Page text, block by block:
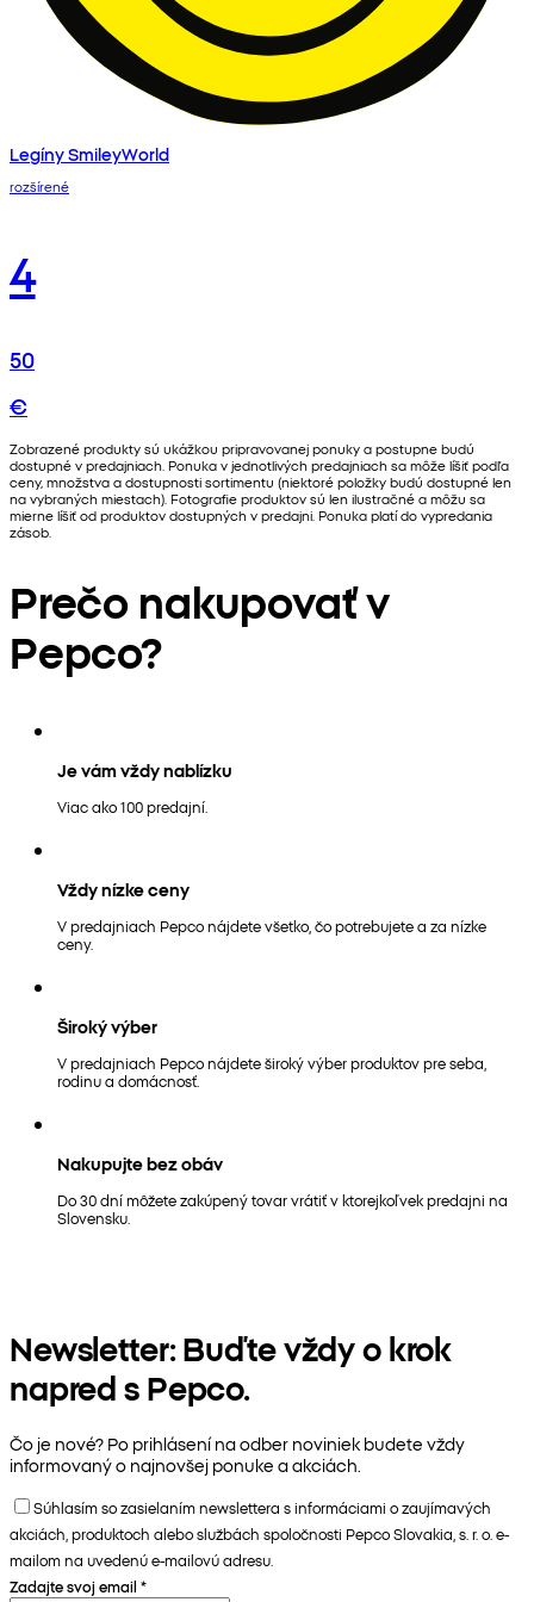
Legíny SmileyWorld
rozšírené
4
50
€
Zobrazené produkty sú ukážkou pripravovanej ponuky a postupne budú
dostupné v predajniach. Ponuka v jednotlivých predajniach sa môže líšiť podľa
ceny, množstva a dostupnosti sortimentu (niektoré položky budú dostupné len
na vybraných miestach). Fotografie produktov sú len ilustračné a môžu sa
mierne líšiť od produktov dostupných v predajni. Ponuka platí do vypredania
zásob.
Prečo nakupovať v
Pepco?
Je vám vždy nablízku
Viac ako 100 predajní.
Vždy nízke ceny
V predajniach Pepco nájdete všetko, čo potrebujete a za nízke
ceny.
Široký výber
V predajniach Pepco nájdete široký výber produktov pre seba,
rodinu a domácnosť.
Nakupujte bez obáv
Do 30 dní môžete zakúpený tovar vrátiť v ktorejkoľvek predajni na
Slovensku.
Newsletter: Buďte vždy o krok
napred s Pepco.
Čo je nové? Po prihlásení na odber noviniek budete vždy
informovaný o najnovšej ponuke a akciách.
Súhlasím so zasielaním newslettera s informáciami o zaujímavých
akciách, produktoch alebo službách spoločnosti Pepco Slovakia, s. r. o. e-
mailom na uvedenú e-mailovú adresu.
Zadajte svoj email *